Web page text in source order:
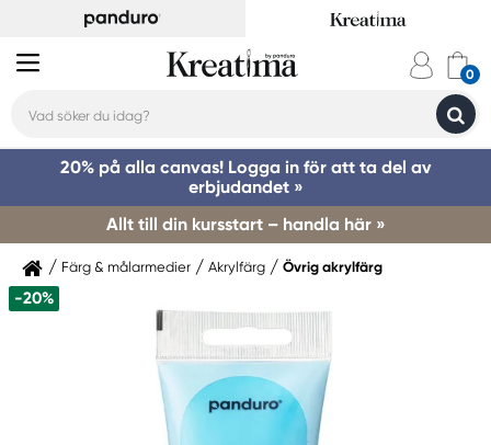
20% på alla canvas! Logga in för att ta del av
erbjudandet »
Allt till din kursstart – handla här »
Färg & målarmedier Akrylfärg Övrig akrylfärg
-20%